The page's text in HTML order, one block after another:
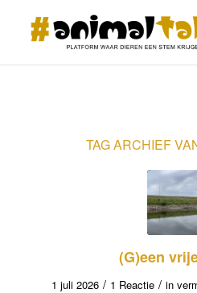
TAG ARCHIEF
(G)een
1 juli 2026 / 1 Reactie / in